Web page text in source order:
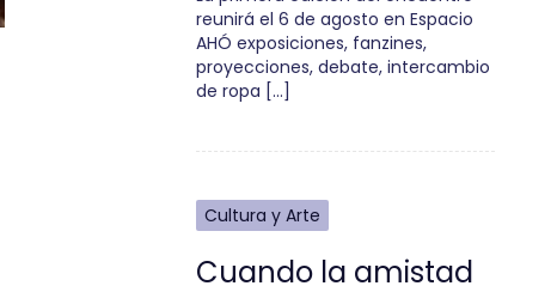
reunirá el 6 de agosto en Espacio
AHÓ exposiciones, fanzines,
proyecciones, debate, intercambio
de ropa […]
Cultura y Arte
Cuando la amistad